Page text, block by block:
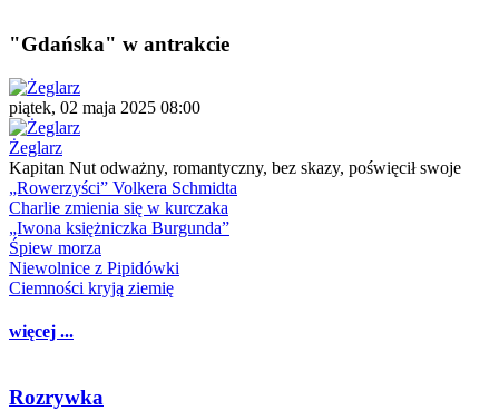
"Gdańska" w antrakcie
piątek, 02 maja 2025 08:00
Żeglarz
Kapitan Nut odważny, romantyczny, bez skazy, poświęcił swoje
„Rowerzyści” Volkera Schmidta
Charlie zmienia się w kurczaka
„Iwona księżniczka Burgunda”
Śpiew morza
Niewolnice z Pipidówki
Ciemności kryją ziemię
więcej ...
Rozrywka